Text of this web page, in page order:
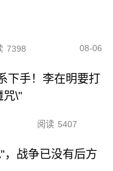
7398 08-06
下手！李在明要打
咒\"
阅读 5407
，战争已没有后方